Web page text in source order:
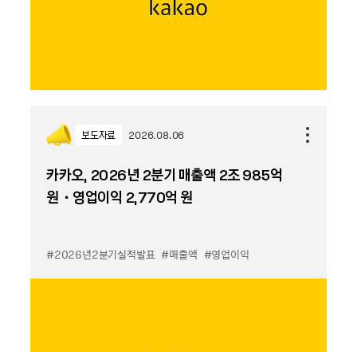
보도자료 2026.08.06
카카오, 2026년 2분기 매출액 2조 985억
원・영업이익 2,770억 원
#2026년2분기실적발표 #매출액 #영업이익